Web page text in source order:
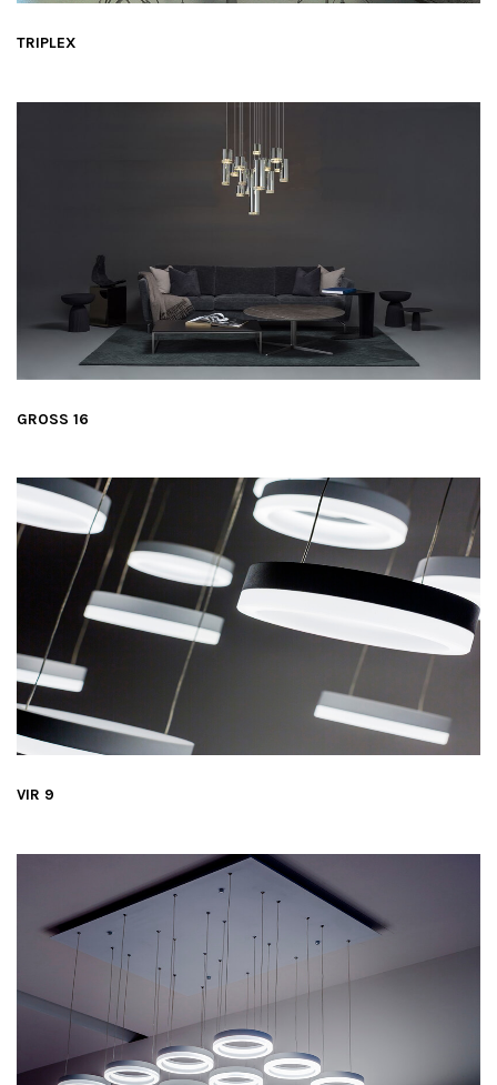
TRIPLEX
GROSS 16
VIR 9